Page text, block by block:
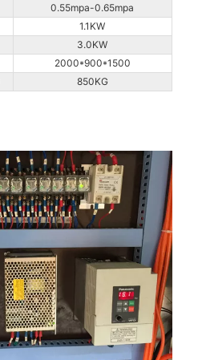
0.55mpa-0.65mpa
1.1KW
3.0KW
2000*900*1500
850KG